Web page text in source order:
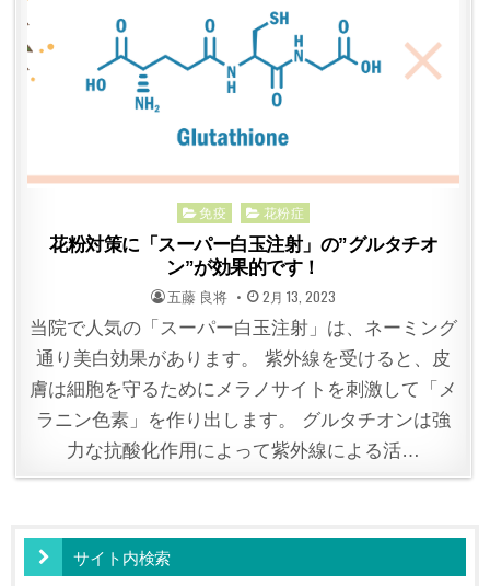
Posted
in
免疫 花粉症
花粉対策に「スーパー白玉注射」の”グルタチオ
ン”が効果的です！
POSTED
BY
五藤 良将 POSTED
ON
2月 13, 2023
当院で人気の「スーパー白玉注射」は、ネーミング
通り美白効果があります。 紫外線を受けると、皮
膚は細胞を守るためにメラノサイトを刺激して「メ
ラニン色素」を作り出します。 グルタチオンは強
力な抗酸化作用によって紫外線による活…
サイト内検索